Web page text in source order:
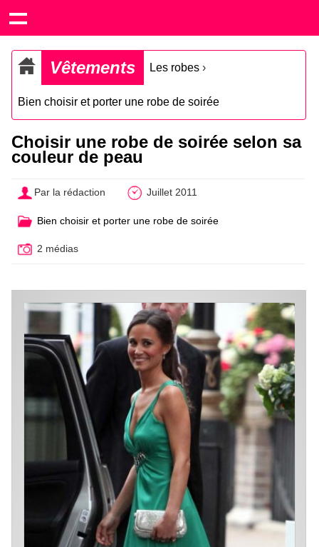
Vêtements Les robes ›
Bien choisir et porter une robe de soirée
Choisir une robe de soirée selon sa
couleur de peau
Par la rédaction Juillet 2011
Bien choisir et porter une robe de soirée
2 médias